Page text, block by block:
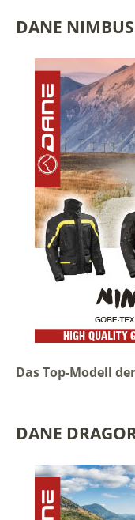
DANE
Das Top-Modell
DANE